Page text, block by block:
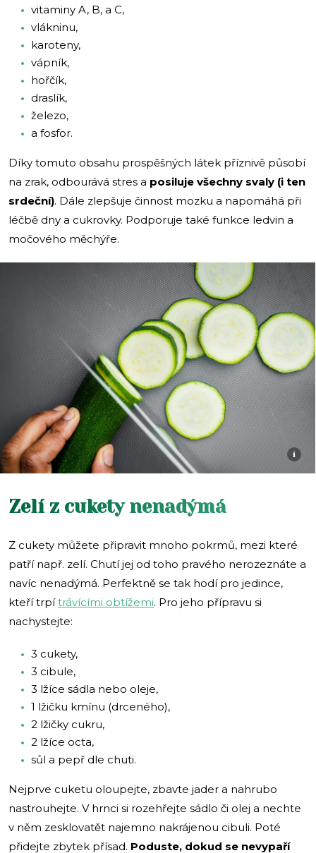
vitaminy A, B, a C,
vlákninu,
karoteny,
vápník,
hořčík,
draslík,
železo,
a fosfor.
Díky tomuto obsahu prospěšných látek příznivě působí
na zrak, odbourává stres a posiluje všechny svaly (i ten
srdeční). Dále zlepšuje činnost mozku a napomáhá při
léčbě dny a cukrovky. Podporuje také funkce ledvin a
močového měchýře.
i
Zelí z cukety nenadýmá
Z cukety můžete připravit mnoho pokrmů, mezi které
patří např. zelí. Chutí jej od toho pravého nerozeznáte a
navíc nenadýmá. Perfektně se tak hodí pro jedince,
kteří trpítrávícími obtížemi. Pro jeho přípravu si
nachystejte:
3 cukety,
3 cibule,
3 lžíce sádla nebo oleje,
1 lžičku kmínu (drceného),
2 lžičky cukru,
2 lžíce octa,
sůl a pepř dle chuti.
Nejprve cuketu oloupejte, zbavte jader a nahrubo
nastrouhejte. V hrnci si rozehřejte sádlo či olej a nechte
v něm zesklovatět najemno nakrájenou cibuli. Poté
přidejte zbytek přísad. Poduste, dokud se nevypaří